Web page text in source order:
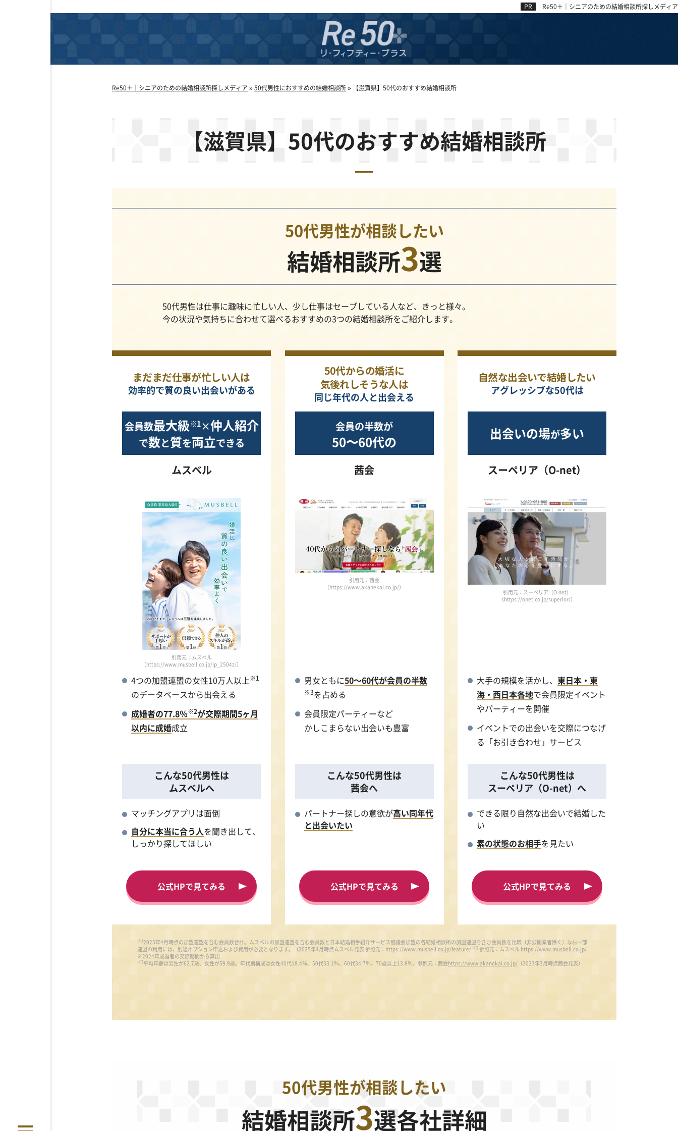
Re50＋｜シニアのための結婚相談所探しメディア
Re50＋｜シニアのための結婚相談所探しメディア »50代男性におすすめの結婚相談所» 【滋賀県】50代のおすすめ結婚相談所
【滋賀県】50代のおすすめ結婚相談所
50代男性が相談したい
結婚相談所3選
50代男性は仕事に趣味に忙しい人、少し仕事はセーブしている人など、きっと様々。
今の状況や気持ちに合わせて選べるおすすめの3つの結婚相談所をご紹介します。
まだまだ仕事が忙しい人は
効率的で質の良い出会いがある
会員数最大級※1×仲人紹介
で数と質を両立できる
ムスベル
引用元：ムスベル
（https://www.musbell.co.jp/lp_2504z/）
4つの加盟連盟の女性10万人以上※1
のデータベースから出会える
成婚者の77.8％※2が交際期間5ヶ月
以内に成婚成立
こんな50代男性は
ムスベルへ
マッチングアプリは面倒
自分に本当に合う人を聞き出して、
しっかり探してほしい
公式HPで見てみる
50代からの婚活に
気後れしそうな人は
同じ年代の人と出会える
会員の半数が
50〜60代の
茜会
引用元：茜会
（https://www.akanekai.co.jp/）
男女ともに50～60代が会員の半数
※3を占める
会員限定パーティーなど
かしこまらない出会いも豊富
こんな50代男性は
茜会へ
パートナー探しの意欲が高い同年代
と出会いたい
公式HPで見てみる
自然な出会いで結婚したい
アグレッシブな50代は
出会いの場が多い
スーペリア（O-net）
引用元：スーペリア（O-net）
（https://onet.co.jp/superior/）
大手の規模を活かし、 東日本・東
海・西日本各地で会員限定イベント
やパーティーを開催
イベントでの出会いを交際につなげ
る「お引き合わせ」サービス
こんな50代男性は
スーペリア（O-net）へ
できる限り自然な出会いで結婚した
い
素の状態のお相手を見たい
公式HPで見てみる
※12025年4月時点の加盟連盟を含む会員数合計。ムスベルの加盟連盟を含む会員数と日本結婚相手紹介サービス協議会加盟の各結婚相談所の加盟連盟を含む会員数を比較（非公開業者除く）なお一部
連盟の利用には、別途オプション申込および費用が必要となります。（2025年4月時点ムスベル発表 参照元： https://www.musbell.co.jp/feature/ ※2参照元：ムスベル https://www.musbell.co.jp/
※2024年成婚者の交際期間から算出
※3平均年齢は男性が62.7歳、女性が59.9歳。年代別構成は女性40代18.4％、50代33.1％、60代34.7％、70歳以上13.8％。参照元：茜会https://www.akanekai.co.jp/ （2023年3月時点茜会発表）
50代男性が相談したい
結婚相談所3選各社詳細